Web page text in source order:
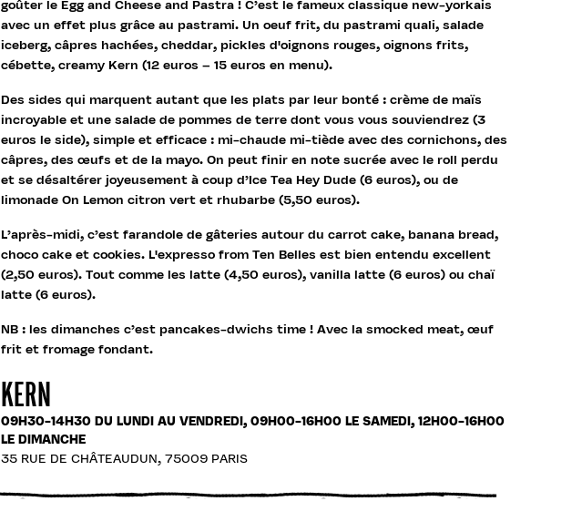
goûter le Egg and Cheese and Pastra ! C’est le fameux classique new-yorkais
avec un effet plus grâce au pastrami. Un oeuf frit, du pastrami quali, salade
iceberg, câpres hachées, cheddar, pickles d'oignons rouges, oignons frits,
cébette, creamy Kern (12 euros – 15 euros en menu).
Des sides qui marquent autant que les plats par leur bonté : crème de maïs
incroyable et une salade de pommes de terre dont vous vous souviendrez (3
euros le side), simple et efficace : mi-chaude mi-tiède avec des cornichons, des
câpres, des œufs et de la mayo. On peut finir en note sucrée avec le roll perdu
et se désaltérer joyeusement à coup d’Ice Tea Hey Dude (6 euros), ou de
limonade On Lemon citron vert et rhubarbe (5,50 euros).
L’après-midi, c’est farandole de gâteries autour du carrot cake, banana bread,
choco cake et cookies. L'expresso from Ten Belles est bien entendu excellent
(2,50 euros). Tout comme les latte (4,50 euros), vanilla latte (6 euros) ou chaï
latte (6 euros).
NB : les dimanches c’est pancakes-dwichs time ! Avec la smocked meat, œuf
frit et fromage fondant.
KERN
09H30-14H30 DU LUNDI AU VENDREDI, 09H00-16H00 LE SAMEDI, 12H00-16H00
LE DIMANCHE
35 RUE DE CHÂTEAUDUN, 75009 PARIS